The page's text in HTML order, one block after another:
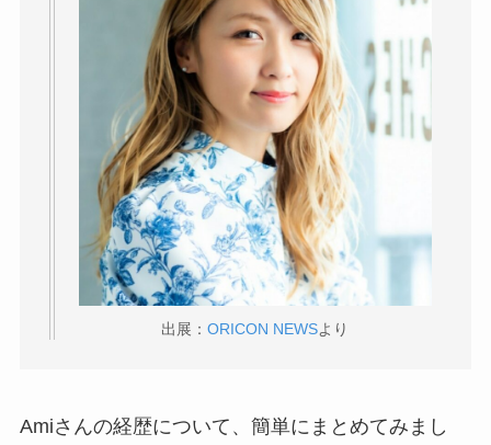
出展：ORICON NEWSより
Amiさんの経歴について、簡単にまとめてみまし